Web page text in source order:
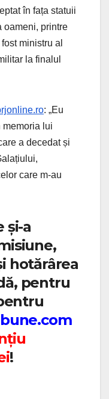
în fața statuii
oameni, printre
ministru al
la finalul
: „Eu
memoria lui
a decedat și
care m-au
și-a
hotărârea
pentru
!